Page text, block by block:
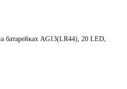
батарейках AG13(LR44), 20 LED,